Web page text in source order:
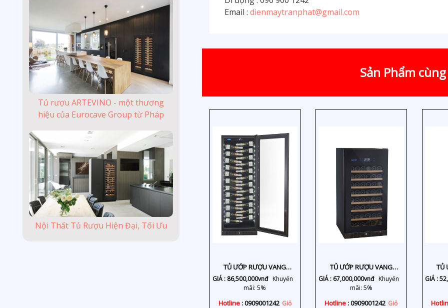
Tủ rượu ARTEVINO - một thương
hiệu của Eurocave Group từ Pháp
Nội Thất Tủ Rượu Hiện Đại, Tối Ưu
Email : dienmaytranphat@gmail.com
Sản Phẩm
TỦ ƯỚP RƯỢU VANG
KS140TL
GIÁ : 86,500,000vnđ Khuyến
mãi: 5%
Hotline: 0909001242 Giỏ
TỦ ƯỚP RƯỢU VANG
KS106TL/TR
GIÁ : 67,000,000vnđ Khuyến
mãi: 5%
Hotline: 0909001242 Giỏ
TỦ
GIÁ :